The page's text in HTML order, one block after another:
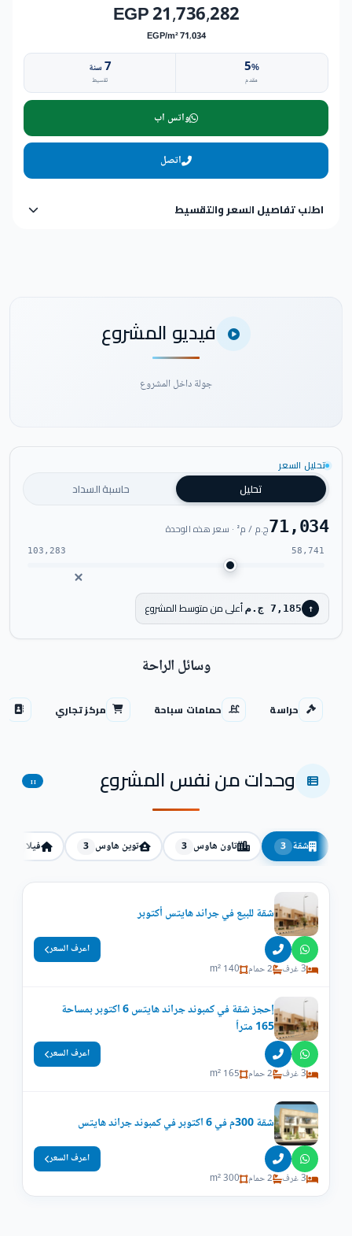
21,736,282 EGP
71,034 EGP/m²
5%
مقدم
7سنة
تقسيط
واتس اب
اتصل
اطلب تفاصيل السعر والتقسيط
فيديو المشروع
جولة داخل المشروع
شاهد فيديو المشروع
تحليل السعر
تحليل حاسبة السداد
71,034ج.م / م² · سعر هذه الوحدة
58,741
103,283
↑ 7,185 ج.م أعلى من متوسط المشروع
وسائل الراحة
حراسة حمامات سباحة مركز تجاري
وحدات من نفس المشروع 11
شقة 3 تاون هاوس 3 توين هاوس 3 فيلا
شقة للبيع في جراند هايتس أكتوبر
3 غرف 2 حمام 140 m²
اعرف السعر
إحجز شقة في كمبوند جراند هايتس 6 اكتوبر بمساحة
165 متراً
3 غرف 2 حمام 165 m²
اعرف السعر
شقة 300م في 6 اكتوبر في كمبوند جراند هايتس
3 غرف 2 حمام 300 m²
اعرف السعر